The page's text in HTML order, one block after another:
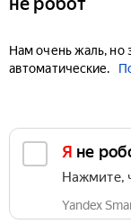
Нам очень жаль, но
автоматические.
Я не
Нажмите,
Yandex